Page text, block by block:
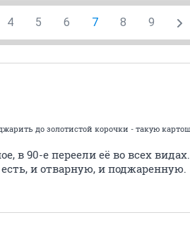
4 5 6 7 8 9
до золотистой корочки - такую
в 90-е переели её во всех видах.
и отварную, и поджаренную.